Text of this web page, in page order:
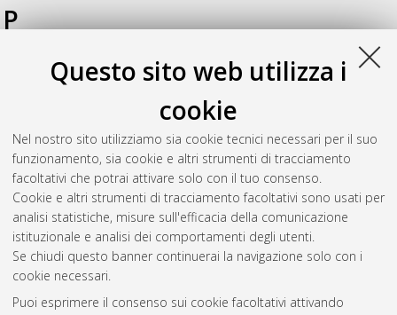
Questo sito web utilizza i
cookie
Nel nostro sito utilizziamo sia cookie tecnici necessari per il suo
funzionamento, sia cookie e altri strumenti di tracciamento
facoltativi che potrai attivare solo con il tuo consenso.
Cookie e altri strumenti di tracciamento facoltativi sono usati per
analisi statistiche, misure sull'efficacia della comunicazione
istituzionale e analisi dei comportamenti degli utenti.
Se chiudi questo banner continuerai la navigazione solo con i
cookie necessari.
Puoi esprimere il consenso sui cookie facoltativi attivando
P
Potenza, Rossella(2022)Adattamento morfologico e
variazione dell'espressione genica dopo pneumonectomia:
osservazioni su modello sperimentale animale
thesis], Alma Mater Studiorum Università di Bologna.
Dottorato di ricerca inScienze cardio nefro toraciche, 34
Ciclo. DOI 10.48676/unibo/amsdottorato/10069.
Questa lista e' stata generata il Wed Aug 5 20:31:51 2026
Atom